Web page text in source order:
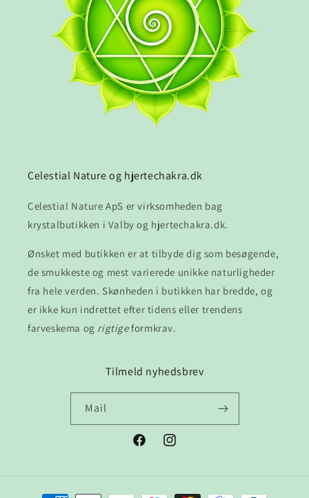
Celestial Nature og hjertechakra.dk
Celestial Nature ApS er virksomheden bag
krystalbutikken i Valby og hjertechakra.dk.
Ønsket med butikken er at tilbyde dig som besøgende,
de smukkeste og mest varierede unikke naturligheder
fra hele verden. Skønheden i butikken har bredde, og
er ikke kun indrettet efter tidens eller trendens
farveskema og rigtigeformkrav.
Tilmeld nyhedsbrev
Mail
FacebookInstagram